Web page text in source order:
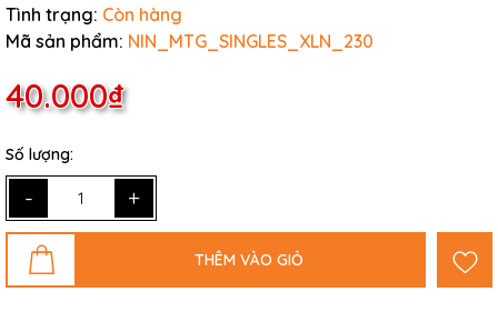
Tình trạng: Còn hàng
Mã sản phẩm: NIN_MTG_SINGLES_XLN_230
40.000₫
Số lượng:
- +
THÊM VÀO GIỎ